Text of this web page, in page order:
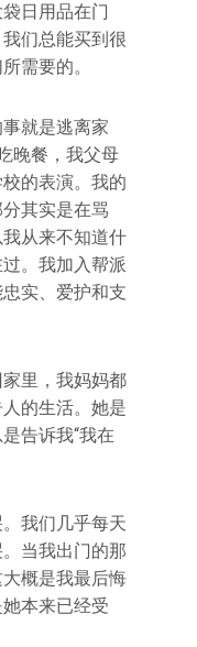
日用品在门
们总能买到很
需要的。
就是逃离家
晚餐，我父母
的表演。我的
其实是在骂
从来不知道什
。我加入帮派
实、爱护和支
里，我妈妈都
的生活。她是
告诉我“我在
我们几乎每天
当我出门的那
概是我最后悔
本来已经受